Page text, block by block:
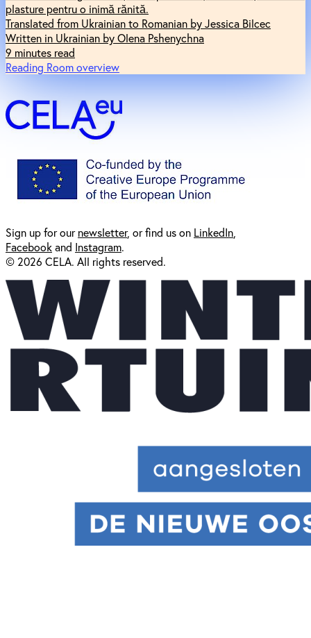
plasture pentru o inimă rănită.
Translated from Ukrainian to Romanian by Jessica Bilcec
Written in Ukrainian by Olena Pshenychna
9 minutes read
Reading Room overview
Sign up for ournewsletter, or find us on LinkedIn
Facebookand Instagram.
© 2026 CELA. All rights reserved.